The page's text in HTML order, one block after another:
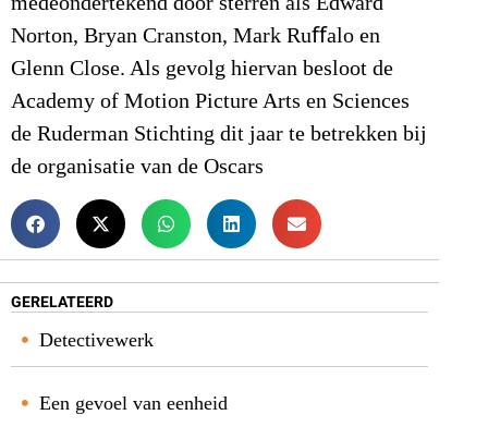
Norton, Bryan Cranston, Mark Ruﬀalo en
Glenn Close. Als gevolg hiervan besloot de
Academy of Motion Picture Arts en Sciences
de Ruderman Stichting dit jaar te betrekken bij
de organisatie van de Oscars
GERELATEERD
Detectivewerk
Een gevoel van eenheid